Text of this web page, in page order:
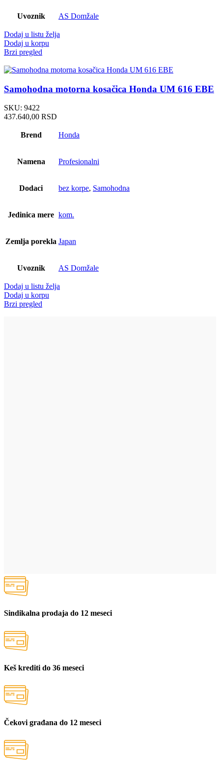
Uvoznik AS Domžale
Dodaj u listu želja
Dodaj u korpu
Brzi pregled
Samohodna motorna kosačica Honda UM 616 EBE
SKU: 9422
437.640,00 RSD
Brend Honda
Namena Profesionalni
Dodaci bez korpe, Samohodna
Jedinica mere kom.
Zemlja porekla Japan
Uvoznik AS Domžale
Dodaj u listu želja
Dodaj u korpu
Brzi pregled
Sindikalna prodaja do 12 meseci
Keš krediti do 36 meseci
Čekovi građana do 12 meseci